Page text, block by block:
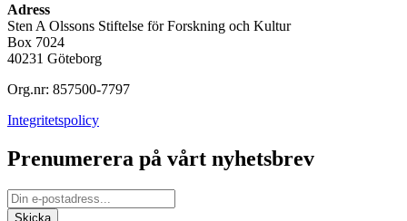
Adress
Sten A Olssons Stiftelse för Forskning och Kultur
Box 7024
40231 Göteborg
Org.nr: 857500-7797
Integritetspolicy
Prenumerera på vårt nyhetsbrev